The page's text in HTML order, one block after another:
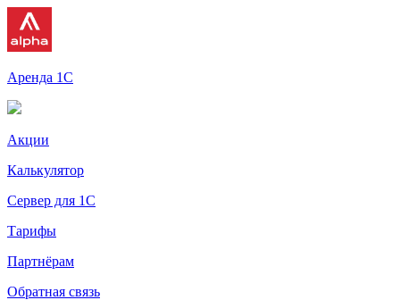
Аренда 1С
Акции
Калькулятор
Сервер для 1С
Тарифы
Партнёрам
Обратная связь